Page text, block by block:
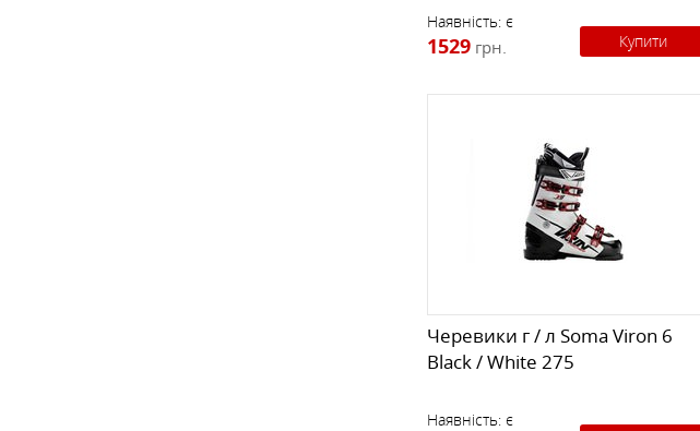
Наявність: є
1529 грн. Купити
Черевики г / л Soma Viron 6
Black / White 275
Наявність: є